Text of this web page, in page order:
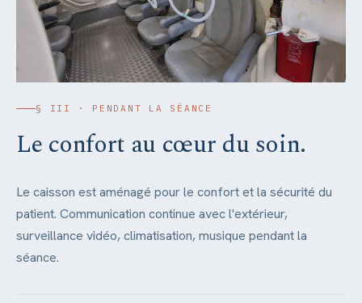
§ III · PENDANT LA SÉANCE
Le confort au cœur du soin.
Le caisson est aménagé pour le confort et la sécurité du
patient. Communication continue avec l'extérieur,
surveillance vidéo, climatisation, musique pendant la
séance.